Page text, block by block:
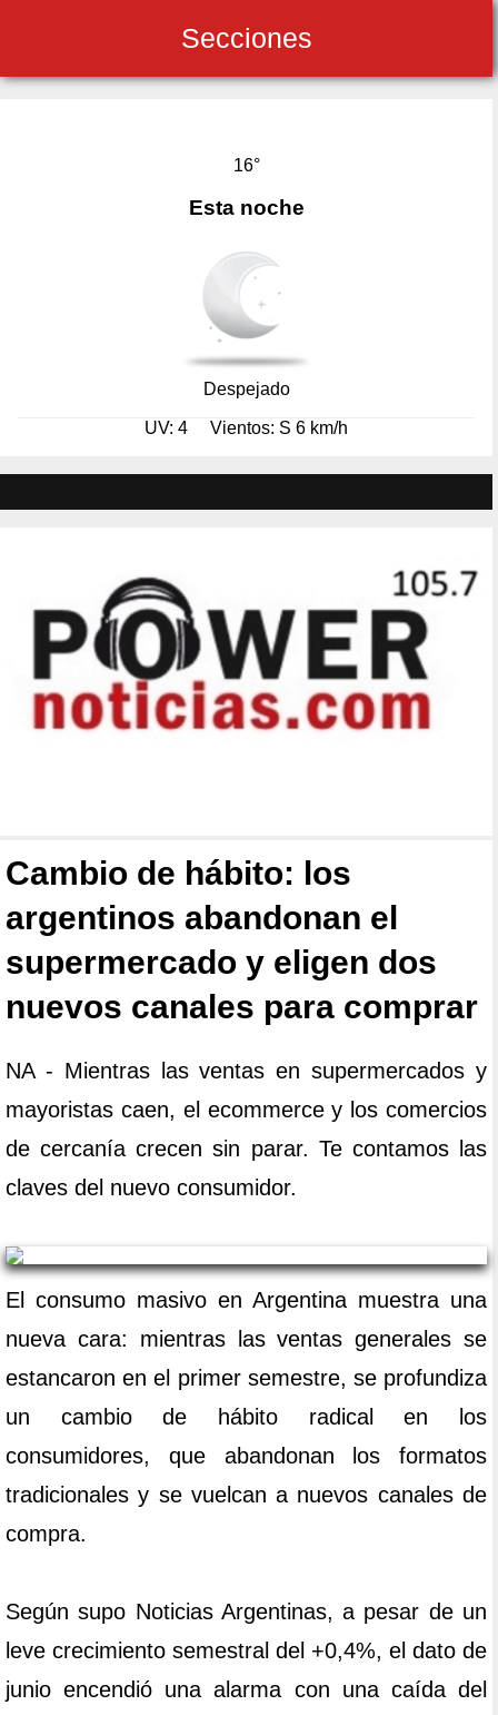
Secciones
16°
Esta noche
Despejado
UV: 4 Vientos: S 6 km/h
Cambio de hábito: los
argentinos abandonan el
supermercado y eligen dos
nuevos canales para comprar
NA - Mientras las ventas en supermercados y
mayoristas caen, el ecommerce y los comercios
de cercanía crecen sin parar. Te contamos las
claves del nuevo consumidor.
El consumo masivo en Argentina muestra una
nueva cara: mientras las ventas generales se
estancaron en el primer semestre, se profundiza
un cambio de hábito radical en los
consumidores, que abandonan los formatos
tradicionales y se vuelcan a nuevos canales de
compra.
Según supo Noticias Argentinas, a pesar de un
leve crecimiento semestral del +0,4%, el dato de
junio encendió una alarma con una caída del